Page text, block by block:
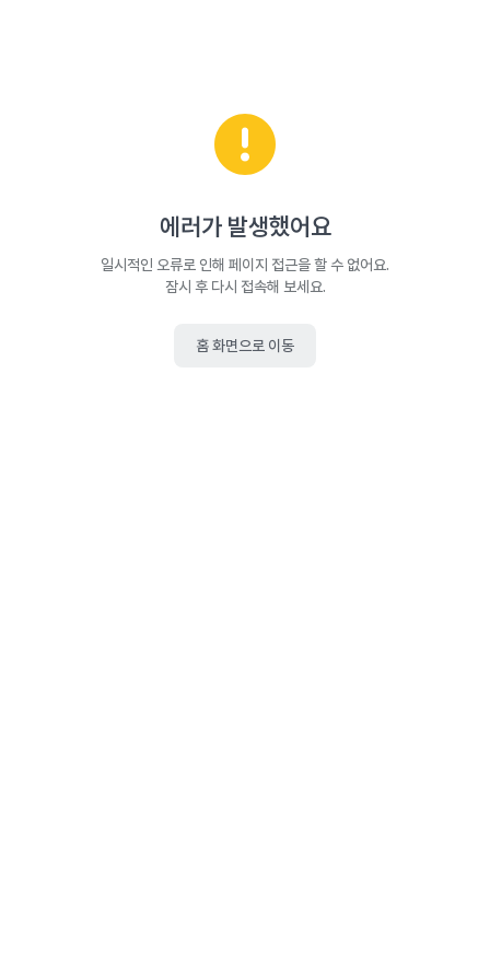
에러가 발생했어요
일시적인 오류로 인해 페이지 접근을 할 수 없어요.
잠시 후 다시 접속해 보세요.
홈 화면으로 이동